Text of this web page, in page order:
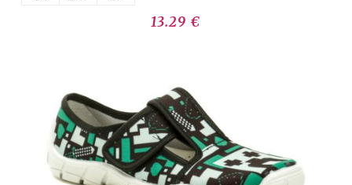
13.29 €